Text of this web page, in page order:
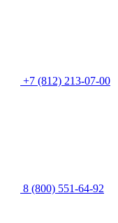
+7 (812) 213-07-00
8 (800) 551-64-92